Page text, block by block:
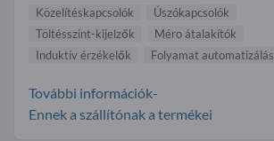
Közelítéskapcsolók
Úszókapcsolók
Töltésszint-kijelzők
Méro átalakítók
Induktív érzékelők
Folyamat automatizálás
További információk-
Ennek a szállítónak a termékei